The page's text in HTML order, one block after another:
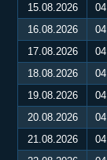
15.08.2026
16.08.2026
17.08.2026
18.08.2026
19.08.2026
20.08.2026
21.08.2026